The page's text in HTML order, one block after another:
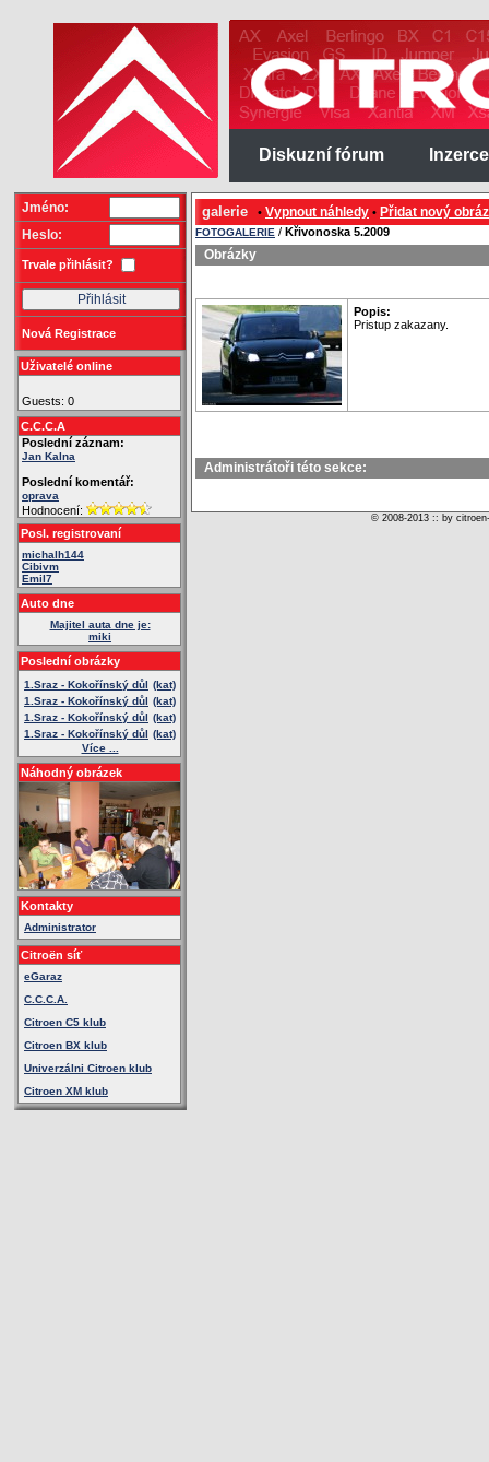
Diskuzní fórum Inzerce
Jméno:
Heslo:
Trvale přihlásit?
Nová Registrace
Uživatelé online
Guests: 0
C.C.C.A
Poslední záznam:
Jan Kalna
Poslední komentář:
oprava
Hodnocení:
Posl. registrovaní
michalh144
Cibivm
Emil7
Auto dne
Majitel auta dne je:
miki
Poslední obrázky
1.Sraz - Kokořínský důl (kat)
1.Sraz - Kokořínský důl (kat)
1.Sraz - Kokořínský důl (kat)
1.Sraz - Kokořínský důl (kat)
Více ...
Náhodný obrázek
Kontakty
Administrator
Citroën síť
eGaraz
C.C.C.A.
Citroen C5 klub
Citroen BX klub
Univerzálni Citroen klub
Citroen XM klub
galerie • Vypnout náhledy • Přidat nový
FOTOGALERIE / Křivonoska 5.2009
Obrázky
Popis:
Pristup zakazany.
Administrátoři této sekce:
© 2008-2013 :: by